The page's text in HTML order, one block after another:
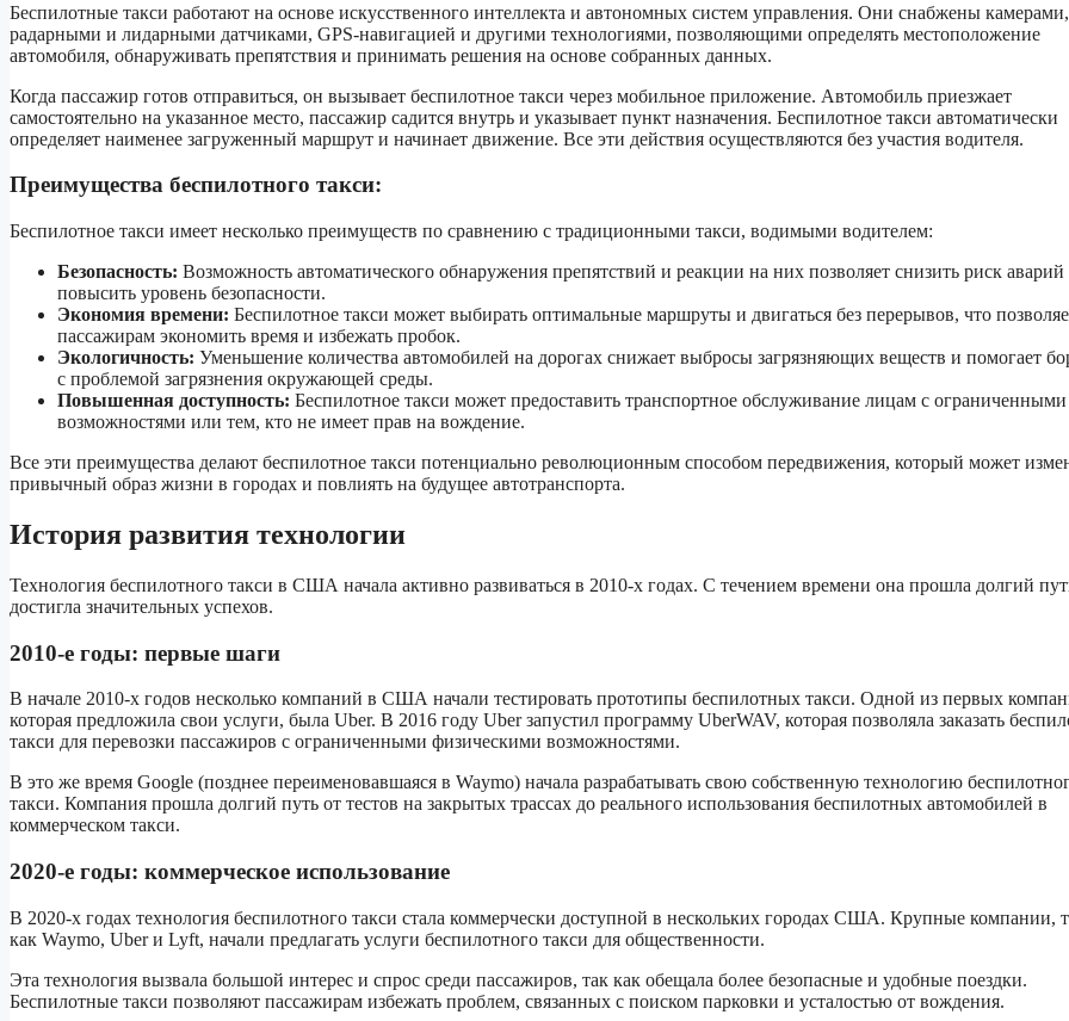
Беспилотные такси работают на основе искусственного интеллекта и автономных систем управления. Они снабжены камерами,
радарными и лидарными датчиками, GPS-навигацией и другими технологиями, позволяющими определять местоположение
автомобиля, обнаруживать препятствия и принимать решения на основе собранных данных.
Когда пассажир готов отправиться, он вызывает беспилотное такси через мобильное приложение. Автомобиль приезжает
самостоятельно на указанное место, пассажир садится внутрь и указывает пункт назначения. Беспилотное такси автоматически
определяет наименее загруженный маршрут и начинает движение. Все эти действия осуществляются без участия водителя.
Преимущества беспилотного такси:
Беспилотное такси имеет несколько преимуществ по сравнению с традиционными такси, водимыми водителем:
Безопасность: Возможность автоматического обнаружения препятствий и реакции на них позволяет снизить риск аварий
повысить уровень безопасности.
Экономия времени: Беспилотное такси может выбирать оптимальные маршруты и двигаться без перерывов, что
пассажирам экономить время и избежать пробок.
Экологичность: Уменьшение количества автомобилей на дорогах снижает выбросы загрязняющих веществ и помогает
с проблемой загрязнения окружающей среды.
Повышенная доступность: Беспилотное такси может предоставить транспортное обслуживание лицам с ограниченными
возможностями или тем, кто не имеет прав на вождение.
Все эти преимущества делают беспилотное такси потенциально революционным способом передвижения, который может
привычный образ жизни в городах и повлиять на будущее автотранспорта.
История развития технологии
Технология беспилотного такси в США начала активно развиваться в 2010-х годах. С течением времени она прошла долгий
достигла значительных успехов.
2010-е годы: первые шаги
В начале 2010-х годов несколько компаний в США начали тестировать прототипы беспилотных такси. Одной из первых
которая предложила свои услуги, была Uber. В 2016 году Uber запустил программу UberWAV, которая позволяла заказать
такси для перевозки пассажиров с ограниченными физическими возможностями.
В это же время Google (позднее переименовавшаяся в Waymo) начала разрабатывать свою собственную технологию
такси. Компания прошла долгий путь от тестов на закрытых трассах до реального использования беспилотных автомобилей в
коммерческом такси.
2020-е годы: коммерческое использование
В 2020-х годах технология беспилотного такси стала коммерчески доступной в нескольких городах США. Крупные компании,
как Waymo, Uber и Lyft, начали предлагать услуги беспилотного такси для общественности.
Эта технология вызвала большой интерес и спрос среди пассажиров, так как обещала более безопасные и удобные поездки.
Беспилотные такси позволяют пассажирам избежать проблем, связанных с поиском парковки и усталостью от вождения.